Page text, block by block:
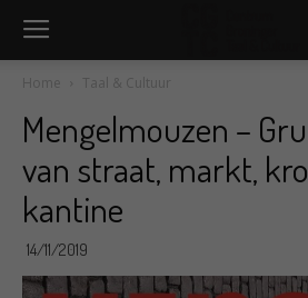
Home Taal & Cultuur
Mengelmouzen –
van straat, markt,
kantine
14/11/2019